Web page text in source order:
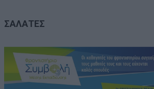
ΣΑΛΑΤΕΣ